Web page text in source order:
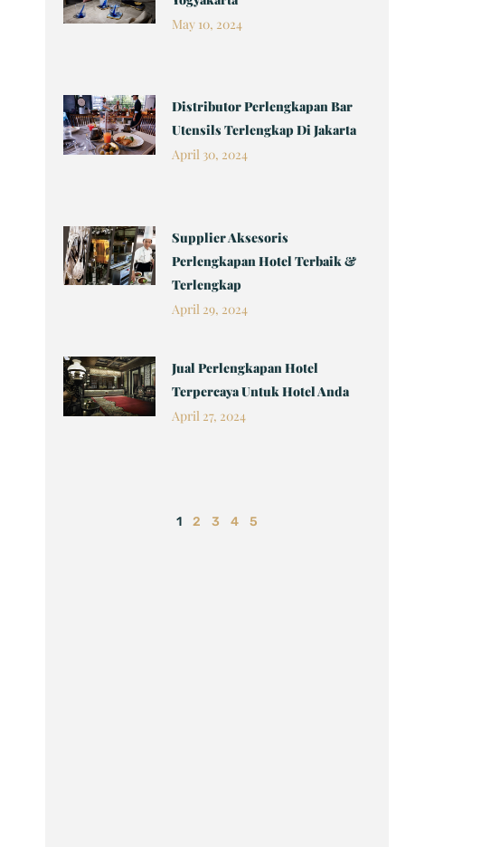
May 10, 2024
Distributor Perlengkapan Bar
Utensils Terlengkap Di Jakarta
April 30, 2024
Supplier Aksesoris
Perlengkapan Hotel Terbaik &
Terlengkap
April 29, 2024
Jual Perlengkapan Hotel
Terpercaya Untuk Hotel Anda
April 27, 2024
1 2 3 4 5